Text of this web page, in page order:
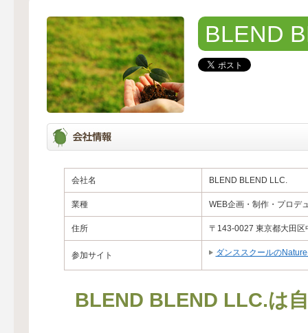
BLEND
会社名 BLEND BLEND LLC.
業種 WEB企画・制作・プロデ
住所 〒143-0027 東京都大田
参加サイト ダンススクールの
BLEND BLEND LLC.は